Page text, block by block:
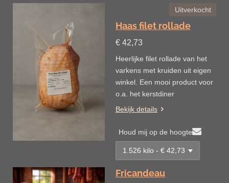
Uitverkocht
Haas filet rollade
€ 42,73
Heerlijke filet rollade van het
varkens met kruiden uit eigen
winkel. Een mooi product voor
o.a. het kerstdiner
Bekijk details
Houd mij op de hoogte
Fricandeau